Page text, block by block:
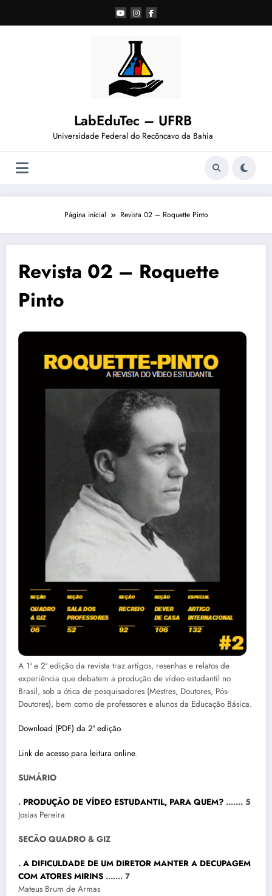
o
LabEduTec – UFRB
Universidade Federal do Recôncavo da Bahia
Página inicial Revista 02 – Roquette Pinto
Revista 02 – Roquette
Pinto
A 1ª e 2ª edição da revista traz artigos, resenhas e relatos de
experiência que debatem a produção de vídeo estudantil no
Brasil, sob a ótica de pesquisadores (Mestres, Doutores, Pós-
Doutores), bem como de professores e alunos da Educação Básica.
Download (PDF) da 2ª edição.
Link de acesso para leitura online.
SUMÁRIO
. PRODUÇÃO DE VÍDEO ESTUDANTIL, PARA QUEM? ……. 5
Josias Pereira
SECÃO QUADRO & GIZ
. A DIFICULDADE DE UM DIRETOR MANTER A DECUPAGEM
COM ATORES MIRINS ……. 7
Mateus Brum de Armas